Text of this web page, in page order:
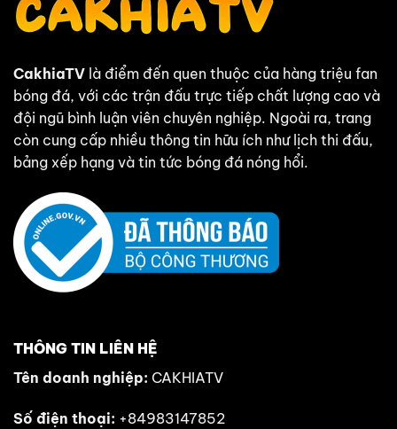
CakhiaTV là điểm đến quen thuộc của hàng triệu fan
bóng đá, với các trận đấu trực tiếp chất lượng cao và
đội ngũ bình luận viên chuyên nghiệp. Ngoài ra, trang
còn cung cấp nhiều thông tin hữu ích như lịch thi đấu,
bảng xếp hạng và tin tức bóng đá nóng hổi.
THÔNG TIN LIÊN HỆ
Tên doanh nghiệp: CAKHIATV
Số điện thoại: +84983147852